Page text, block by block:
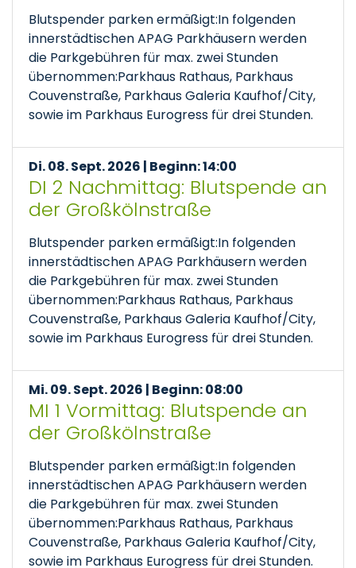
Blutspender parken ermäßigt:In folgenden
innerstädtischen APAG Parkhäusern werden
die Parkgebühren für max. zwei Stunden
übernommen:Parkhaus Rathaus, Parkhaus
Couvenstraße, Parkhaus Galeria Kaufhof/City,
sowie im Parkhaus Eurogress für drei Stunden.
Di. 08. Sept. 2026 | Beginn: 14:00
DI 2 Nachmittag: Blutspende an
der Großkölnstraße
Blutspender parken ermäßigt:In folgenden
innerstädtischen APAG Parkhäusern werden
die Parkgebühren für max. zwei Stunden
übernommen:Parkhaus Rathaus, Parkhaus
Couvenstraße, Parkhaus Galeria Kaufhof/City,
sowie im Parkhaus Eurogress für drei Stunden.
Mi. 09. Sept. 2026 | Beginn: 08:00
MI 1 Vormittag: Blutspende an
der Großkölnstraße
Blutspender parken ermäßigt:In folgenden
innerstädtischen APAG Parkhäusern werden
die Parkgebühren für max. zwei Stunden
übernommen:Parkhaus Rathaus, Parkhaus
Couvenstraße, Parkhaus Galeria Kaufhof/City,
sowie im Parkhaus Eurogress für drei Stunden.